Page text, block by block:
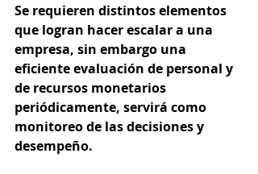
Se requieren distintos elementos
que logran hacer escalar a una
empresa, sin embargo una
eficiente evaluación de personal y
de recursos monetarios
periódicamente, servirá como
monitoreo de las decisiones y
desempeño.